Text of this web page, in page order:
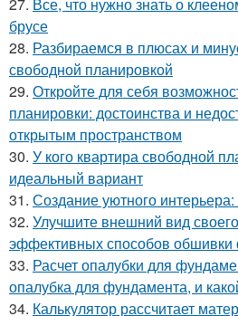
брусе
28. Разбираемся в плюсах и
свободной планировкой
29. Откройте для себя
планировки: достоинства и
открытым пространством
30. У кого квартира свободной
идеальный вариант
31. Создание уютного
32. Улучшите внешний вид
эффективных способов
33. Расчет опалубки для
опалубка для фундамента, и
34. Калькулятор рассчитает